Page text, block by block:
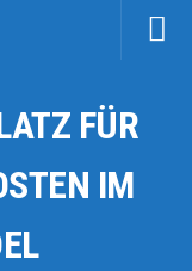
FÜR
IM